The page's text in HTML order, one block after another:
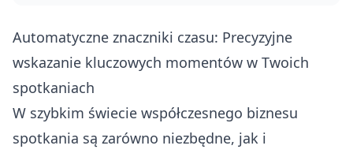
Automatyczne znaczniki czasu: Precyzyjne
wskazanie kluczowych momentów w Twoich
spotkaniach
W szybkim świecie współczesnego biznesu
spotkania są zarówno niezbędne, jak i